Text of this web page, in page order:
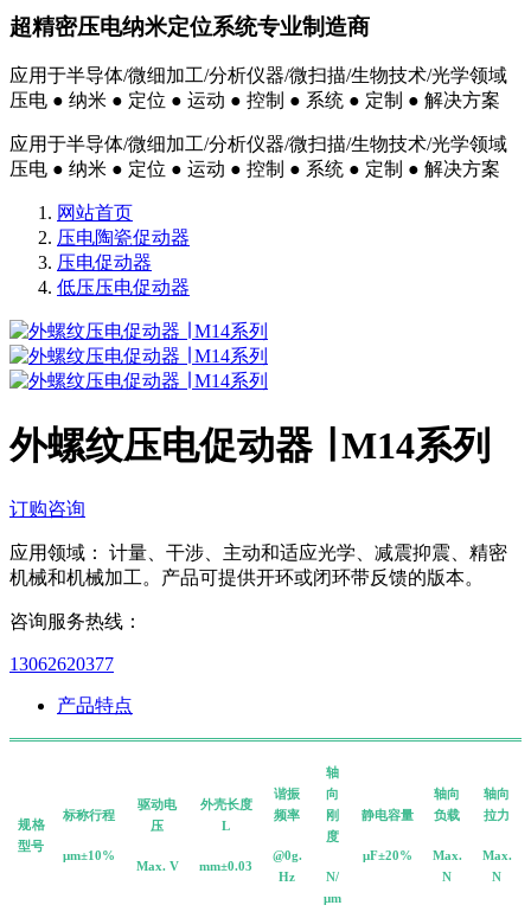
超精密压电纳米定位系统专业制造商
应用于半导体/微细加工/分析仪器/微扫描/生物技术/光学领域
压电 ● 纳米 ● 定位 ● 运动 ● 控制 ● 系统 ● 定制 ● 解决方案
应用于半导体/微细加工/分析仪器/微扫描/生物技术/光学领域
压电 ● 纳米 ● 定位 ● 运动 ● 控制 ● 系统 ● 定制 ● 解决方案
网站首页
压电陶瓷促动器
压电促动器
低压压电促动器
外螺纹压电促动器 ∣ M14系列
订购咨询
应用领域： 计量、干涉、主动和适应光学、减震抑震、精密
机械和机械加工。产品可提供开环或闭环带反馈的版本。
咨询服务热线：
13062620377
产品特点
规格
型号
标称行程
μm±10%
驱动电
压
Max. V
外壳长度
L
mm±0.03
谐振
频率
@0g.
Hz
轴
向
刚
度
N/
μm
静电容量
μF±20%
轴向
负载
Max.
N
轴向
拉力
Max.
N